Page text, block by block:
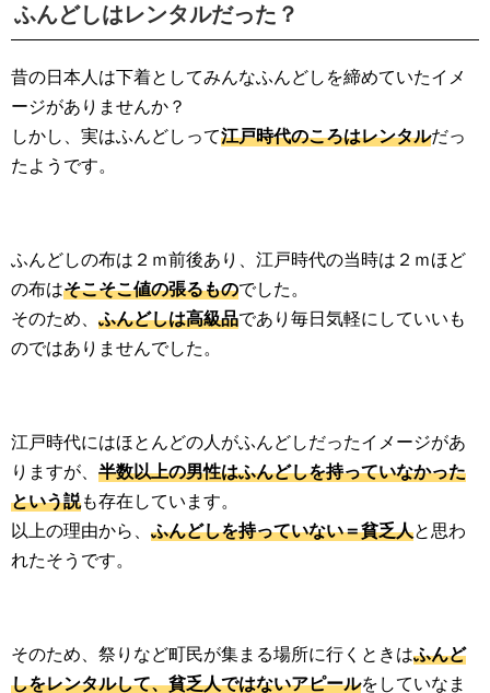
ふんどしはレンタルだった？
昔の日本人は下着としてみんなふんどしを締めていたイメ
ージがありませんか？
しかし、実はふんどしって江戸時代のころはレンタルだっ
たようです。
ふんどしの布は２ｍ前後あり、江戸時代の当時は２ｍほど
の布はそこそこ値の張るものでした。
そのため、 ふんどしは高級品であり毎日気軽にしていいも
のではありませんでした。
江戸時代にはほとんどの人がふんどしだったイメージがあ
りますが、 半数以上の男性はふんどしを持っていなかった
という説も存在しています。
以上の理由から、 ふんどしを持っていない＝貧乏人と思わ
れたそうです。
そのため、祭りなど町民が集まる場所に行くときはふんど
しをレンタルして、貧乏人ではないアピールをしていなま